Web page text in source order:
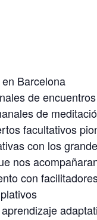
Barcelona
de
de
facultativos
con los
nos
con